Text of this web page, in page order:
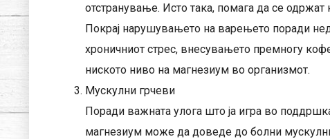
отстранување. Исто така, помага да се
Покрај нарушувањето на варењето поради
хроничниот стрес, внесувањето премногу
ниското ниво на магнезиум во организмот.
Мускулни грчеви
Поради важната улога што ја игра во
магнезиум може да доведе до болни